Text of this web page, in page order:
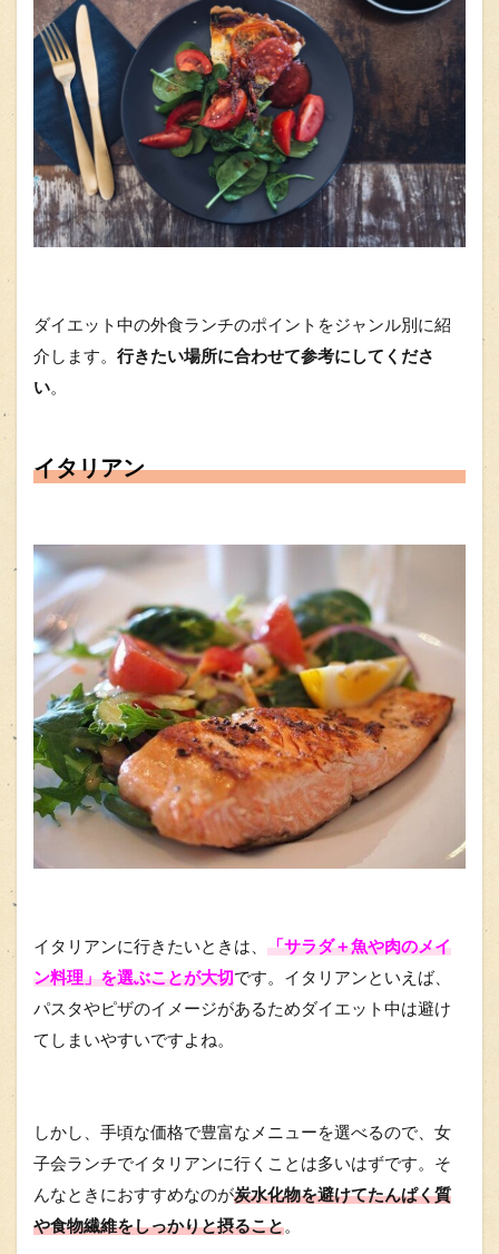
ダイエット中の外食ランチのポイントをジャンル別に紹
介します。 行きたい場所に合わせて参考にしてくださ
い。
イタリアン
イタリアンに行きたいときは、 「サラダ＋魚や肉のメイ
ン料理」を選ぶことが大切です。イタリアンといえば、
パスタやピザのイメージがあるためダイエット中は避け
てしまいやすいですよね。
しかし、手頃な価格で豊富なメニューを選べるので、女
子会ランチでイタリアンに行くことは多いはずです。そ
んなときにおすすめなのが炭水化物を避けてたんぱく質
や食物繊維をしっかりと摂ること。